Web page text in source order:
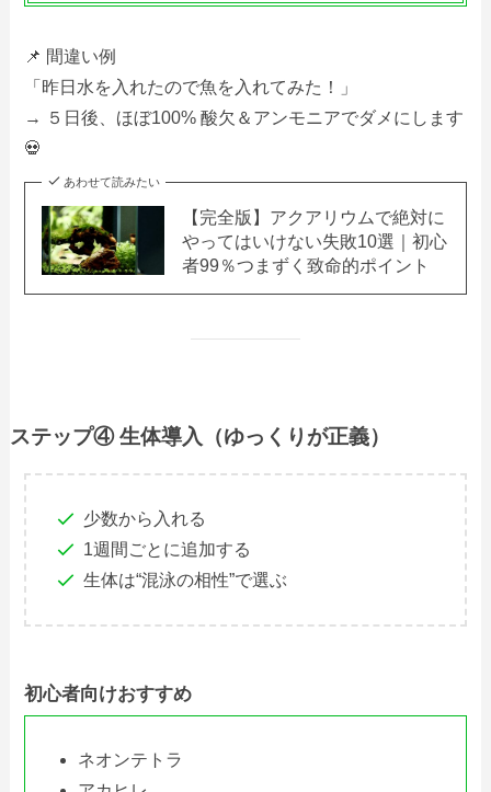
📌 間違い例
「昨日水を入れたので魚を入れてみた！」
→ ５日後、ほぼ100% 酸欠＆アンモニアでダメにします
💀
あわせて読みたい
【完全版】アクアリウムで絶対に
やってはいけない失敗10選｜初心
者99％つまずく致命的ポイント
ステップ④ 生体導入（ゆっくりが正義）
少数から入れる
1週間ごとに追加する
生体は“混泳の相性”で選ぶ
初心者向けおすすめ
ネオンテトラ